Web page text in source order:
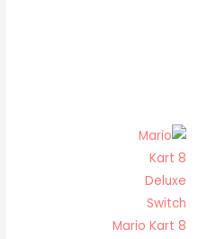
Mario Kart 8